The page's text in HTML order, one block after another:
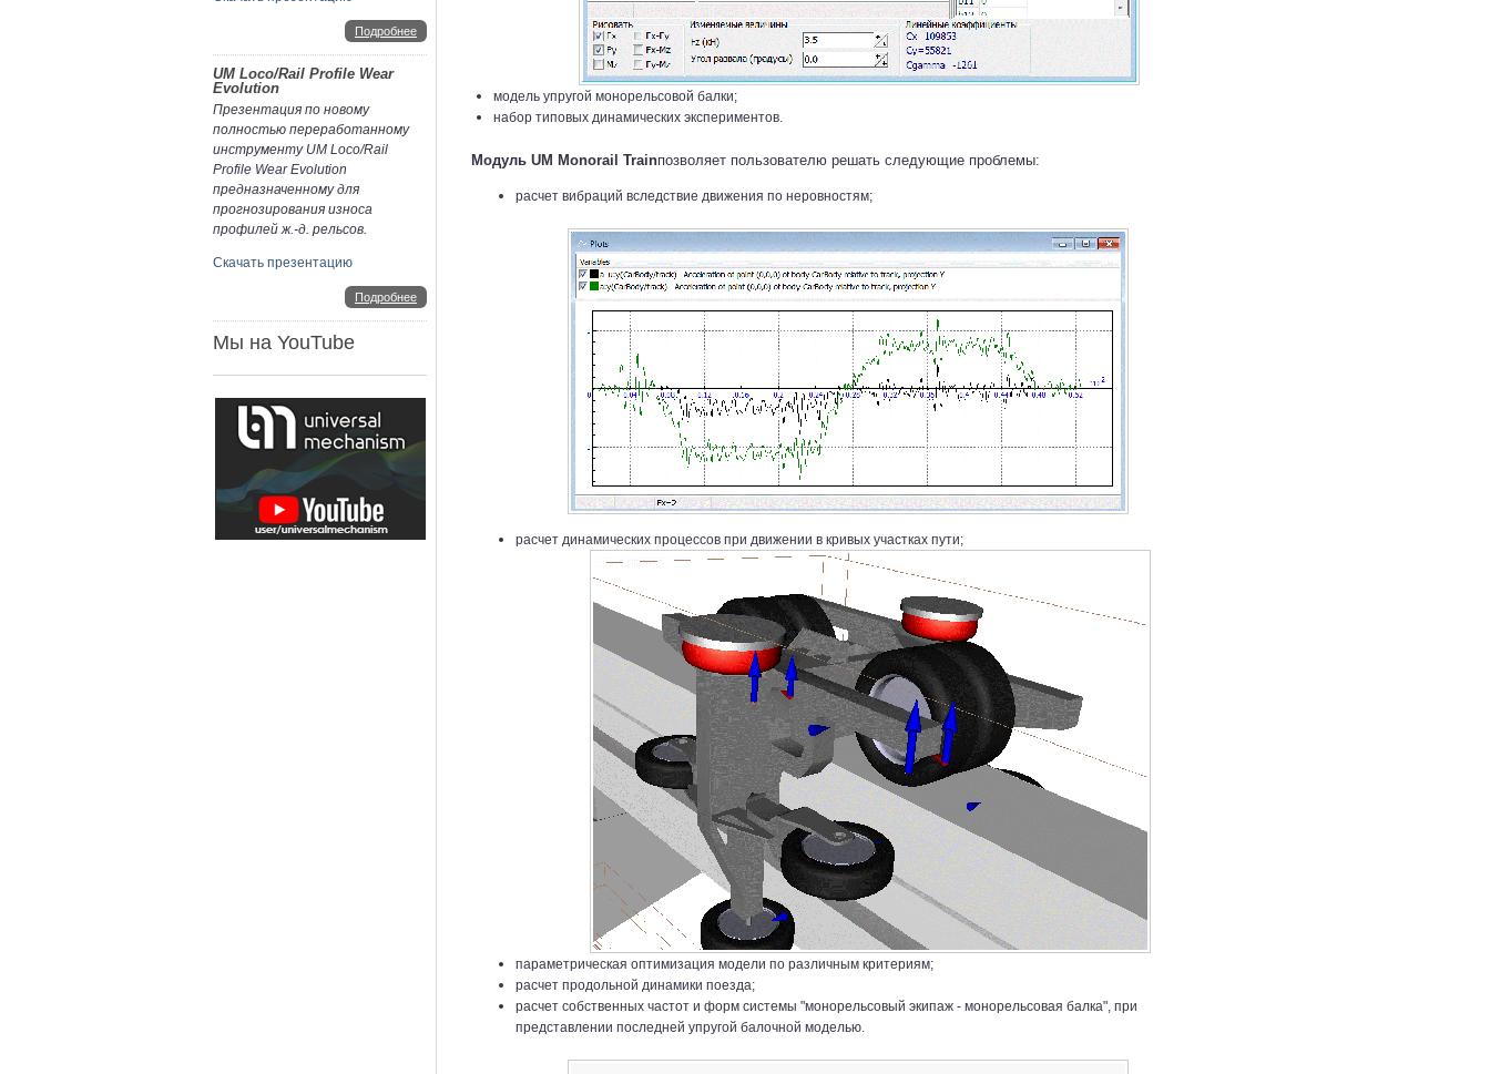
Подробнее
UM Loco/Rail Profile Wear
Evolution
Презентация по новому
полностью переработанному
инструменту UM Loco/Rail
Profile Wear Evolution
предназначенному для
прогнозирования износа
профилей ж.-д. рельсов.
Скачать презентацию
Подробнее
Мы на YouTube
модель упругой монорельсовой балки;
набор типовых динамических экспериментов.
Модуль UM Monorail Trainпозволяет пользователю решать следующие проблемы:
расчет вибраций вследствие движения по неровностям;
расчет динамических процессов при движении в кривых участках пути;
параметрическая оптимизация модели по различным критериям;
расчет продольной динамики поезда;
расчет собственных частот и форм системы "монорельсовый экипаж - монорельсовая балка", при
представлении последней упругой балочной моделью.